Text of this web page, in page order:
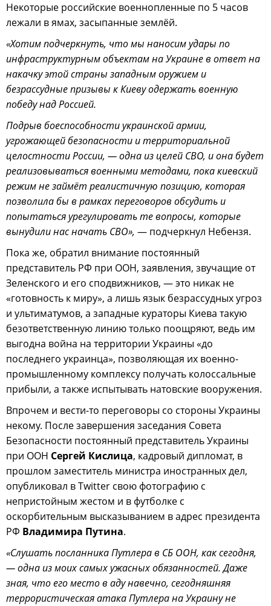
Некоторые российские военнопленные по 5 часов
лежали в ямах, засыпанные землёй.
«Хотим подчеркнуть, что мы наносим удары по
инфраструктурным объектам на Украине в ответ на
накачку этой страны западным оружием и
безрассудные призывы к Киеву одержать военную
победу над Россией.
Подрыв боеспособности украинской армии,
угрожающей безопасности и территориальной
целостности России, — одна из целей СВО, и она будет
реализовываться военными методами, пока киевский
режим не займёт реалистичную позицию, которая
позволила бы в рамках переговоров обсудить и
попытаться урегулировать те вопросы, которые
вынудили нас начать СВО», — подчеркнул Небензя.
Пока же, обратил внимание постоянный
представитель РФ при ООН, заявления, звучащие от
Зеленского и его сподвижников, — это никак не
«готовность к миру», а лишь язык безрассудных угроз
и ультиматумов, а западные кураторы Киева такую
безответственную линию только поощряют, ведь им
выгодна война на территории Украины «до
последнего украинца», позволяющая их военно-
промышленному комплексу получать колоссальные
прибыли, а также испытывать натовские вооружения.
Впрочем и вести-то переговоры со стороны Украины
некому. После завершения заседания Совета
Безопасности постоянный представитель Украины
при ООН Сергей Кислица, кадровый дипломат, в
прошлом заместитель министра иностранных дел,
опубликовал в Twitter свою фотографию с
непристойным жестом и в футболке с
оскорбительным высказыванием в адрес президента
РФ Владимира Путина.
«Слушать посланника Путлера в СБ ООН, как сегодня,
— одна из моих самых ужасных обязанностей. Даже
зная, что его место в аду навечно, сегодняшняя
террористическая атака Путлера на Украину не